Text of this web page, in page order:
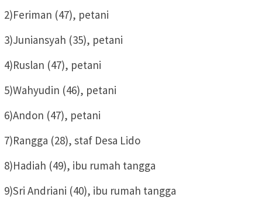
2)Feriman (47), petani
3)Juniansyah (35), petani
4)Ruslan (47), petani
5)Wahyudin (46), petani
6)Andon (47), petani
7)Rangga (28), staf Desa Lido
8)Hadiah (49), ibu rumah tangga
9)Sri Andriani (40), ibu rumah tangga